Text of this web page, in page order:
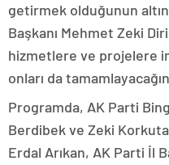
getirmek olduğunun
Başkanı Mehmet Zeki
hizmetlere ve projelere
onları da
Programda, AK Parti
Berdibek ve Zeki
Erdal Arıkan, AK Parti İl